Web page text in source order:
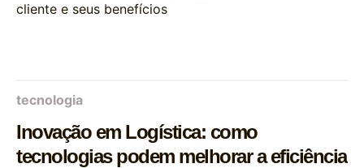
cliente e seus benefícios
tecnologia
Inovação em Logística: como
tecnologias podem melhorar a eficiência